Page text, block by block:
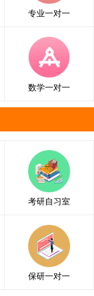
专业一对一
数学一对一
考研自习室
保研一对一